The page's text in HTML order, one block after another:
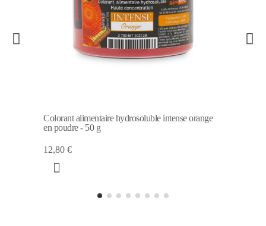
Colorant alimentaire hydrosoluble intense orange
en poudre - 50 g
12,80 €